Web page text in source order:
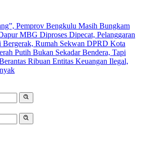
Pemprov Bengkulu Masih Bungkam
MBG Diproses Dipecat, Pelanggaran
Rumah Sekwan DPRD Kota
Putih Bukan Sekadar Bendera, Tapi
Ribuan Entitas Keuangan Ilegal,